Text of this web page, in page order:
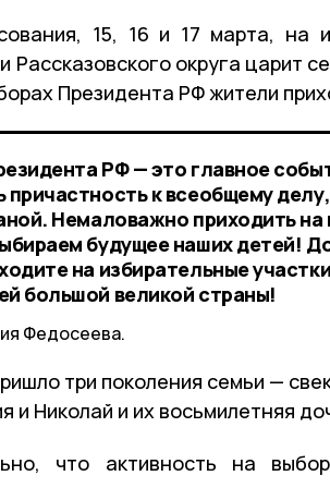
15, 16 и 17 марта, на
Рассказовского округа царит
Президента РФ жители
РФ — это главное
причастность к всеобщему
Немаловажно приходить
будущее наших детей!
на избирательные
большой великой страны!
Федосеева.
три поколения семьи —
и Николай и их восьмилетняя
что активность на